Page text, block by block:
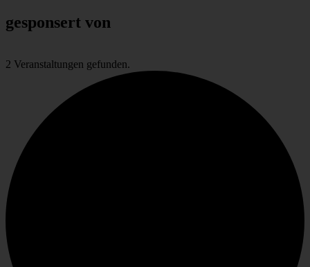
gesponsert von
2 Veranstaltungen gefunden.